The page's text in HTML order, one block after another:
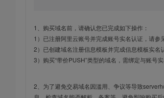
1、购买域名前，请确认您已完成如下操作：
1）已注册阿里云账号并完成账号实名认证，请参
2）已创建域名注册信息模板并完成信息模板实名
3）购买“带价PUSH”类型的域名，需绑定与账号
2、为了避免交易域名因滥用、争议等导致